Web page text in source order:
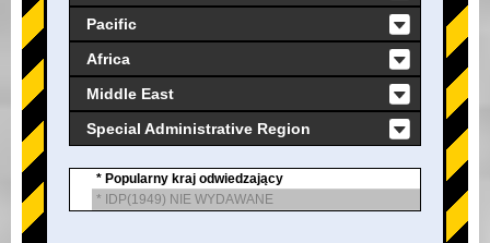
Pacific
Africa
Middle East
Special Administrative Region
* Popularny kraj odwiedzający
* IDP(1949) NIE WYDAWANE